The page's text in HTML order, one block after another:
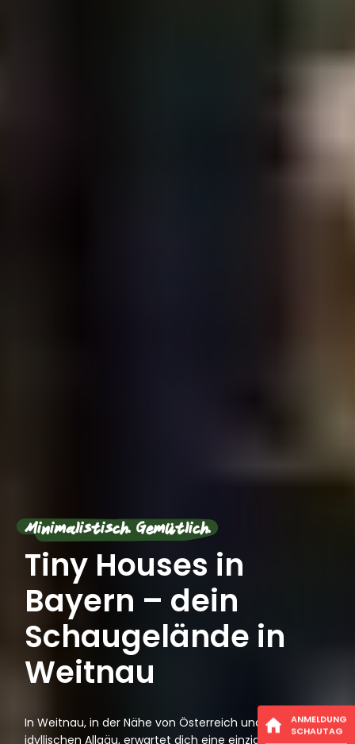
Minimalistisch. Gemütlich.
Tiny Houses in
Bayern – dein
Schaugelände in
Weitnau
In Weitnau, in der Nähe von Österreich und mitten im
idyllischen Allgäu, erwartet dich eine einzigartige
ANMELDUNG
SCHAUTAG